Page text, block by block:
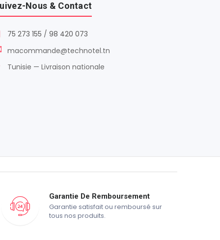
Nous & Contact
75 273 155 / 98 420 073
macommande@technotel.tn
Tunisie — Livraison nationale
Garantie De Remboursement
Garantie satisfait ou remboursé sur
tous nos produits.